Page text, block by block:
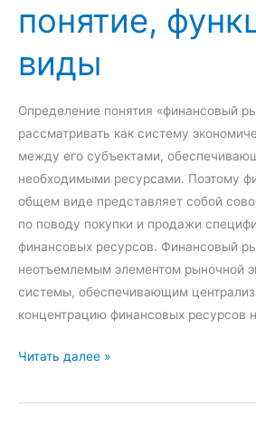
понятие,
виды
Определение понятия «финансовый
рассматривать как систему
между его субъектами,
необходимыми ресурсами. Поэтому
общем виде представляет собой
по поводу покупки и продажи
финансовых ресурсов. Финансовый
неотъемлемым элементом рыночной
системы, обеспечивающим
концентрацию финансовых ресурсов
Ф
н
Читать далее »